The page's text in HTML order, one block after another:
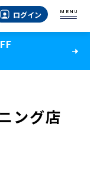
ログイン MENU
ング店